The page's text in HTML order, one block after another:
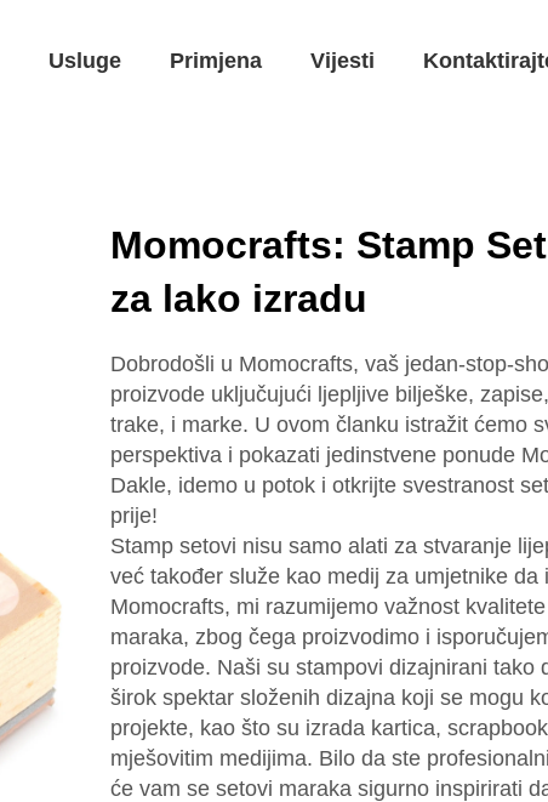
Usluge Primjena Vijesti
Momocrafts: Stamp
za lako izradu
Dobrodošli u Momocrafts, vaš jedan-stop-
proizvode uključujući ljepljive bilješke,
trake, i marke. U ovom članku istražit ćemo
perspektiva i pokazati jedinstvene ponude
Dakle, idemo u potok i otkrijte svestranost
prije!
Stamp setovi nisu samo alati za stvaranje
već također služe kao medij za umjetnike da
Momocrafts, mi razumijemo važnost
maraka, zbog čega proizvodimo i
proizvode. Naši su stampovi dizajnirani tako
širok spektar složenih dizajna koji se mogu
projekte, kao što su izrada kartica,
mješovitim medijima. Bilo da ste
će vam se setovi maraka sigurno inspirirati